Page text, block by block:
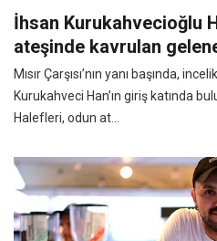
İhsan Kurukahvecioğlu
ateşinde kavrulan
Mısır Çarşısı’nın yanı başında,
Kurukahveci Han’ın giriş katında
Halefleri, odun at...